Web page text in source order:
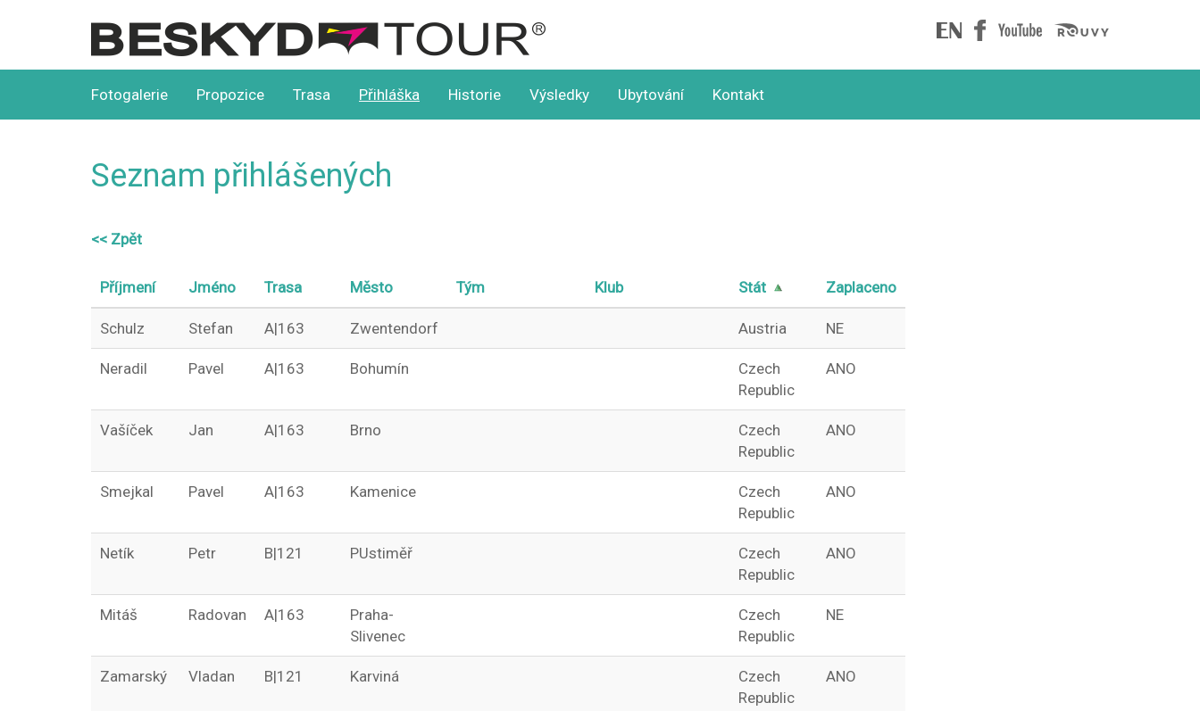
Beskydtour
Fotogalerie Propozice Trasa Přihláška Historie Výsledky Ubytování Kontakt
Seznam přihlášených
<< Zpět
Příjmení Jméno Trasa Město Tým Klub Stát Zaplaceno
Schulz Stefan A|163 Zwentendorf Austria NE
Neradil Pavel A|163 Bohumín
Czech
Republic
ANO
Vašíček Jan A|163 Brno
Czech
Republic
ANO
Smejkal Pavel A|163 Kamenice
Czech
Republic
ANO
Netík Petr B|121 PUstiměř
Czech
Republic
ANO
Mitáš Radovan A|163
Praha-
Slivenec
Czech
Republic
NE
Zamarský Vladan B|121 Karviná
Czech
Republic
ANO